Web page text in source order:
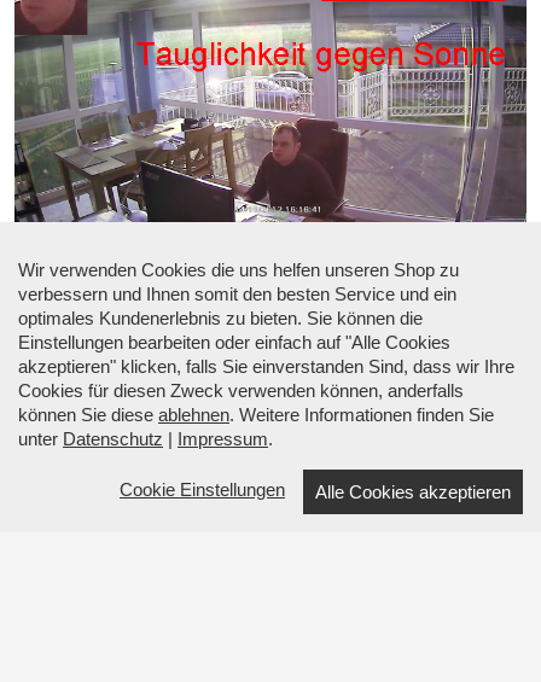
Wir verwenden Cookies die uns helfen unseren Shop zu
verbessern und Ihnen somit den besten Service und ein
optimales Kundenerlebnis zu bieten. Sie können die
Einstellungen bearbeiten oder einfach auf "Alle Cookies
akzeptieren" klicken, falls Sie einverstanden Sind, dass wir Ihre
Cookies für diesen Zweck verwenden können, anderfalls
können Sie diese ablehnen. Weitere Informationen finden Sie
unter Datenschutz | Impressum.
Cookie Einstellungen Alle Cookies akzeptieren